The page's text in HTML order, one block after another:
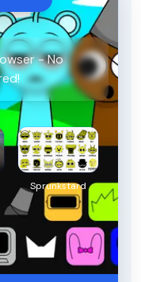
- No
Sprunkstard